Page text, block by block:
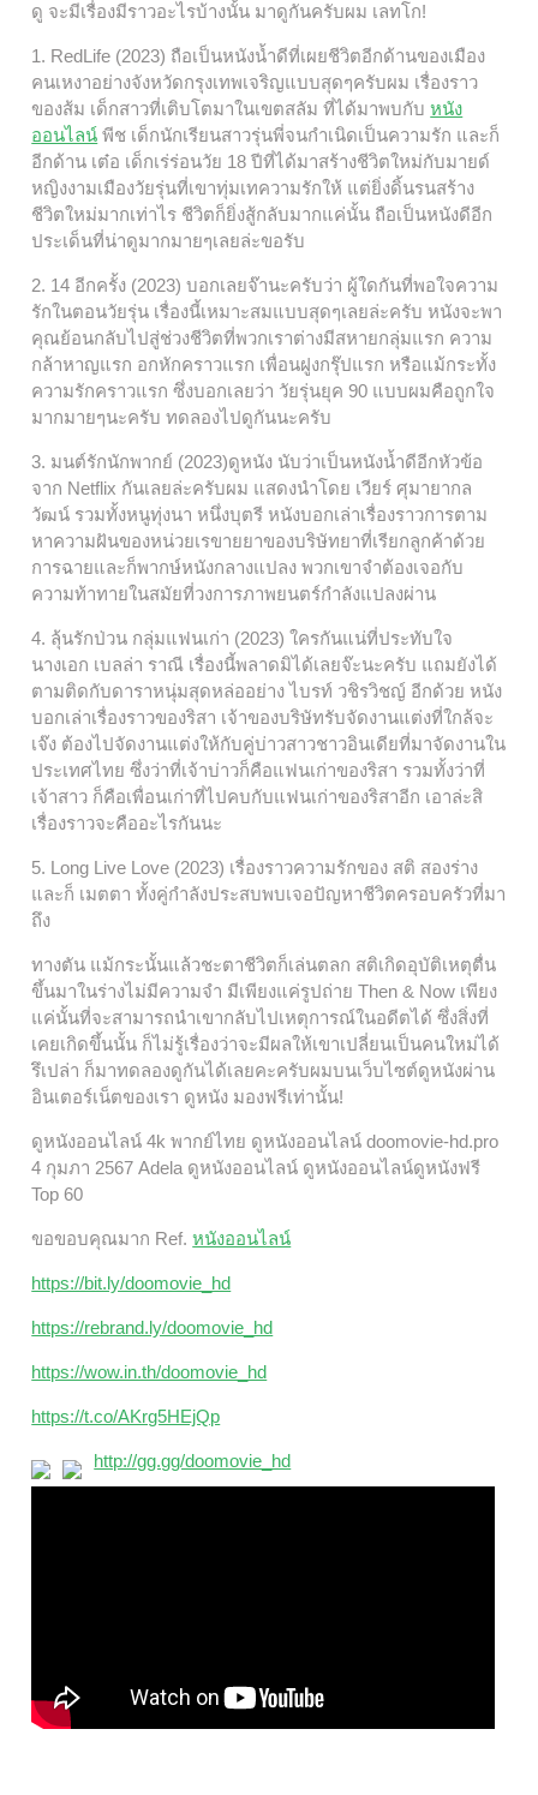
ดู จะมีเรื่องมีราวอะไรบ้างนั้น มาดูกันครับผม เลทโก!
1. RedLife (2023) ถือเป็นหนังน้ำดีที่เผยชีวิตอีกด้านของเมือง
คนเหงาอย่างจังหวัดกรุงเทพเจริญแบบสุดๆครับผม เรื่องราว
ของส้ม เด็กสาวที่เติบโตมาในเขตสลัม ที่ได้มาพบกับหนัง
ออนไลน์ พีช เด็กนักเรียนสาวรุ่นพี่จนกำเนิดเป็นความรัก และก็
อีกด้าน เต๋อ เด็กเร่ร่อนวัย 18 ปีที่ได้มาสร้างชีวิตใหม่กับมายด์
หญิงงามเมืองวัยรุ่นที่เขาทุ่มเทความรักให้ แต่ยิ่งดิ้นรนสร้าง
ชีวิตใหม่มากเท่าไร ชีวิตก็ยิ่งสู้กลับมากแค่นั้น ถือเป็นหนังดีอีก
ประเด็นที่น่าดูมากมายๆเลยล่ะขอรับ
2. 14 อีกครั้ง (2023) บอกเลยจ๊านะครับว่า ผู้ใดกันที่พอใจความ
รักในตอนวัยรุ่น เรื่องนี้เหมาะสมแบบสุดๆเลยล่ะครับ หนังจะพา
คุณย้อนกลับไปสู่ช่วงชีวิตที่พวกเราต่างมีสหายกลุ่มแรก ความ
กล้าหาญแรก อกหักคราวแรก เพื่อนฝูงกรุ๊ปแรก หรือแม้กระทั้ง
ความรักคราวแรก ซึ่งบอกเลยว่า วัยรุ่นยุค 90 แบบผมคือถูกใจ
มากมายๆนะครับ ทดลองไปดูกันนะครับ
3. มนต์รักนักพากย์ (2023)ดูหนัง นับว่าเป็นหนังน้ำดีอีกหัวข้อ
จาก Netflix กันเลยล่ะครับผม แสดงนำโดย เวียร์ ศุมายากล
วัฒน์ รวมทั้งหนูทุ่งนา หนึ่งบุตรี หนังบอกเล่าเรื่องราวการตาม
หาความฝันของหน่วยเรขายยาของบริษัทยาที่เรียกลูกค้าด้วย
การฉายและก็พากษ์หนังกลางแปลง พวกเขาจำต้องเจอกับ
ความท้าทายในสมัยที่วงการภาพยนตร์กำลังแปลงผ่าน
4. ลุ้นรักป่วน กลุ่มแฟนเก่า (2023) ใครกันแน่ที่ประทับใจ
นางเอก เบลล่า ราณี เรื่องนี้พลาดมิได้เลยจ๊ะนะครับ แถมยังได้
ตามติดกับดาราหนุ่มสุดหล่ออย่าง ไบรท์ วชิรวิชญ์ อีกด้วย หนัง
บอกเล่าเรื่องราวของริสา เจ้าของบริษัทรับจัดงานแต่งที่ใกล้จะ
เจ๊ง ต้องไปจัดงานแต่งให้กับคู่บ่าวสาวชาวอินเดียที่มาจัดงานใน
ประเทศไทย ซึ่งว่าที่เจ้าบ่าวก็คือแฟนเก่าของริสา รวมทั้งว่าที่
เจ้าสาว ก็คือเพื่อนเก่าที่ไปคบกับแฟนเก่าของริสาอีก เอาล่ะสิ
เรื่องราวจะคืออะไรกันนะ
5. Long Live Love (2023) เรื่องราวความรักของ สติ สองร่าง
และก็ เมตตา ทั้งคู่กำลังประสบพบเจอปัญหาชีวิตครอบครัวที่มา
ถึง
ทางตัน แม้กระนั้นแล้วชะตาชีวิตก็เล่นตลก สติเกิดอุบัติเหตุตื่น
ขึ้นมาในร่างไม่มีความจำ มีเพียงแค่รูปถ่าย Then & Now เพียง
แค่นั้นที่จะสามารถนำเขากลับไปเหตุการณ์ในอดีตได้ ซึ่งสิ่งที่
เคยเกิดขึ้นนั้น ก็ไม่รู้เรื่องว่าจะมีผลให้เขาเปลี่ยนเป็นคนใหม่ได้
รึเปล่า ก็มาทดลองดูกันได้เลยคะครับผมบนเว็บไซต์ดูหนังผ่าน
อินเตอร์เน็ตของเรา ดูหนัง มองฟรีเท่านั้น!
ดูหนังออนไลน์ 4k พากย์ไทย ดูหนังออนไลน์ doomovie-hd.pro
4 กุมภา 2567 Adela ดูหนังออนไลน์ ดูหนังออนไลน์ดูหนังฟรี
Top 60
ขอขอบคุณมาก Ref.หนังออนไลน์
https://bit.ly/doomovie_hd
https://rebrand.ly/doomovie_hd
https://wow.in.th/doomovie_hd
https://t.co/AKrg5HEjQp
http://gg.gg/doomovie_hd